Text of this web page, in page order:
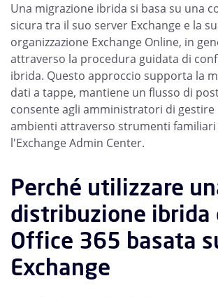
Una migrazione ibrida si basa su una
sicura tra il suo server Exchange e la
organizzazione Exchange Online, in
attraverso la procedura guidata di
ibrida. Questo approccio supporta la
dati a tappe, mantiene un flusso di
consente agli amministratori di
ambienti attraverso strumenti familiari
l'Exchange Admin Center.
Perché utilizzare
distribuzione ibrida
Office 365 basata
Exchange